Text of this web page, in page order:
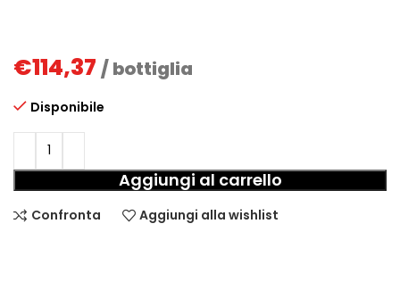
€114,37 / bottiglia
Disponibile
Aggiungi al carrello
Confronta Aggiungi alla wishlist